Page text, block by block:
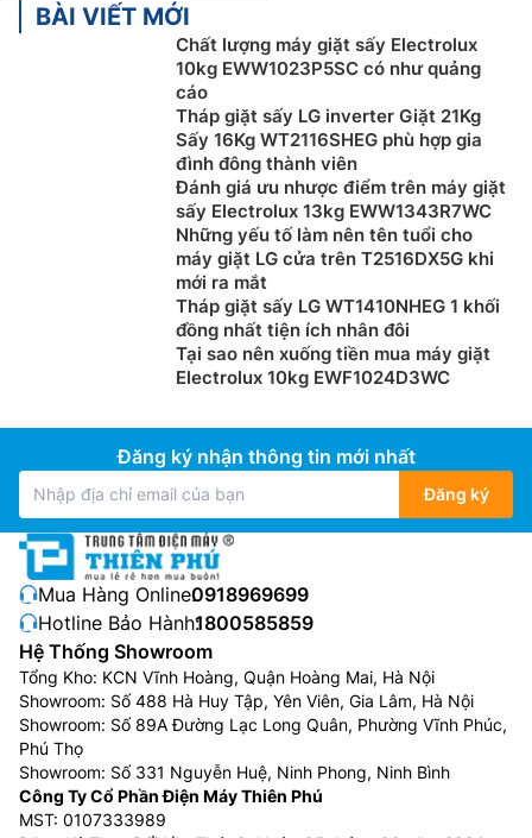
BÀI VIẾT MỚI
Chất lượng máy giặt sấy Electrolux
10kg EWW1023P5SC có như quảng
cáo
Tháp giặt sấy LG inverter Giặt 21Kg
Sấy 16Kg WT2116SHEG phù hợp gia
đình đông thành viên
Đánh giá ưu nhược điểm trên máy giặt
sấy Electrolux 13kg EWW1343R7WC
Những yếu tố làm nên tên tuổi cho
máy giặt LG cửa trên T2516DX5G khi
mới ra mắt
Tháp giặt sấy LG WT1410NHEG 1 khối
đồng nhất tiện ích nhân đôi
Tại sao nên xuống tiền mua máy giặt
Electrolux 10kg EWF1024D3WC
Đăng ký nhận thông tin mới nhất
Đăng ký
Mua Hàng Online:0918969699
Hotline Bảo Hành:1800585859
Hệ Thống Showroom
Tổng Kho: KCN Vĩnh Hoàng, Quận Hoàng Mai, Hà Nội
Showroom: Số 488 Hà Huy Tập, Yên Viên, Gia Lâm, Hà Nội
Showroom: Số 89A Đường Lạc Long Quân, Phường Vĩnh Phúc,
Phú Thọ
Showroom: Số 331 Nguyễn Huệ, Ninh Phong, Ninh Bình
Công Ty Cổ Phần Điện Máy Thiên Phú
MST: 0107333989